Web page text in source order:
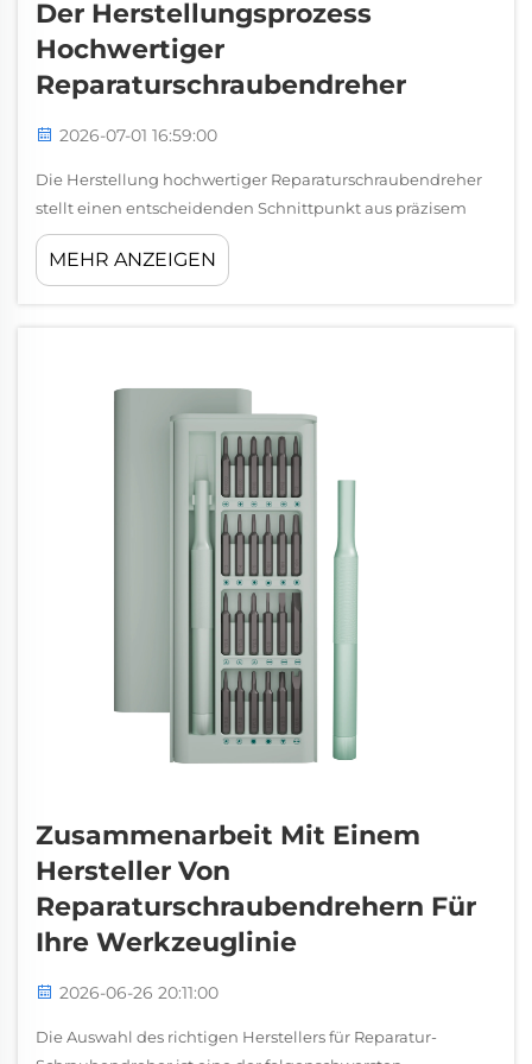
Der Herstellungsprozess
Hochwertiger
Reparaturschraubendreher
2026-07-01 16:59:00
Die Herstellung hochwertiger Reparaturschraubendreher
stellt einen entscheidenden Schnittpunkt aus präzisem
Engineering, Materialwissenschaft und strenger
Qualitätskontrolle dar. Jeder Hersteller von
MEHR ANZEIGEN
Zusammenarbeit Mit Einem
Hersteller Von
Reparaturschraubendrehern Für
Ihre Werkzeuglinie
2026-06-26 20:11:00
Die Auswahl des richtigen Herstellers für Reparatur-